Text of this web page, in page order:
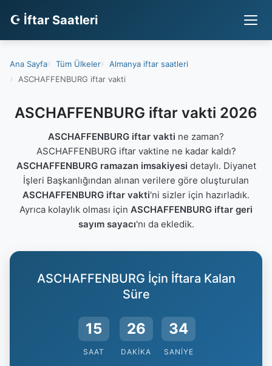
☪ İftar Saatleri
Ana Sayfa Tüm Ülkeler
Almanya iftar saatleri
ASCHAFFENBURG iftar vakti
ASCHAFFENBURG iftar vakti 2026
ASCHAFFENBURG iftar vakti ne zaman?
ASCHAFFENBURG iftar vaktine ne kadar kaldı?
ASCHAFFENBURG ramazan imsakiyesi detaylı. Diyanet
İşleri Başkanlığından alınan verilere göre oluşturulan
ASCHAFFENBURG iftar vakti'ni sizler için hazırladık.
Ayrıca kolaylık olması için ASCHAFFENBURG iftar geri
sayım sayacı'nı da ekledik.
ASCHAFFENBURG İçin İftara Kalan
Süre
15
SAAT
26
DAKIKA
33
SANIYE